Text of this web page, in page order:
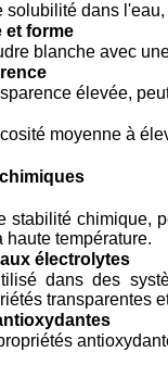
solubilité dans
et forme
blanche avec
élevée,
moyenne à
stabilité chimique,
haute température.
électrolytes
dans des
transparentes